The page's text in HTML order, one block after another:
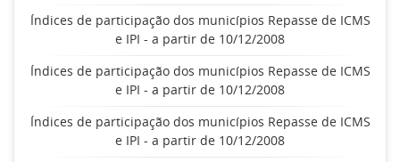
Índices de participação dos municípios Repasse de ICMS
e IPI - a partir de 10/12/2008
Índices de participação dos municípios Repasse de ICMS
e IPI - a partir de 10/12/2008
Índices de participação dos municípios Repasse de ICMS
e IPI - a partir de 10/12/2008